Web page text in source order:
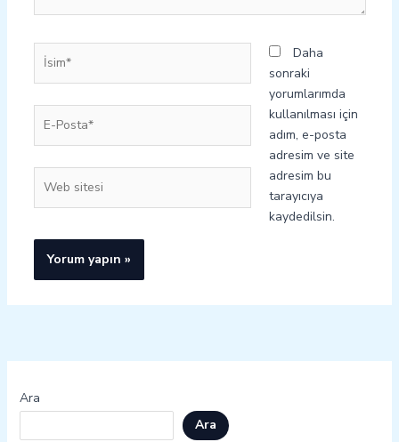
İsim*
Posta*
sitesi
Daha
sonraki
yorumlarımda
kullanılması için
adım, e-posta
adresim ve site
adresim bu
tarayıcıya
kaydedilsin.
Ara
Ara